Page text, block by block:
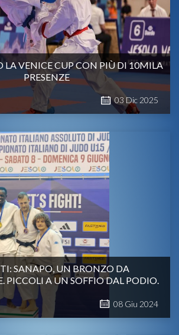
LA VENICE CUP CON PIÙ DI 10MILA
PRESENZE
03 Dic 2025
SANAPO, UN BRONZO DA
PICCOLI A UN SOFFIO DAL PODIO.
08 Giu 2024